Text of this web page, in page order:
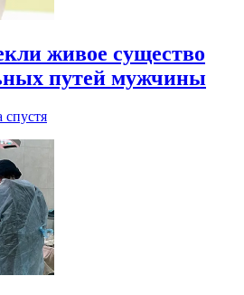
живое существо
путей мужчины
спустя